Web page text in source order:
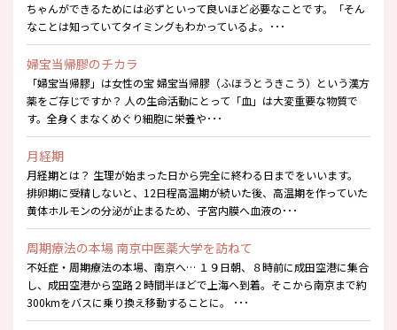
ちゃんができるためには必ずといって良いほど必要なことです。「そん
なことは知っていてタイミングもわかっているよ。･･･
婦宝当帰膠のチカラ
「婦宝当帰膠」は女性の宝 婦宝当帰膠（ふほうとうきこう）という漢方
薬をご存じですか？ 人の生命活動にとって「血」は大変重要な物質で
す。全身くまなくめぐり細胞に栄養や･･･
月経期
月経期とは？ 生理が始まった日から完全に終わる日までをいいます。
排卵期に受精しないと、12日程高温期が続いた後、高温期を作っていた
黄体ホルモンの分泌が止まるため、子宮内膜へ血液の･･･
周期療法の本場 南京中医薬大学を訪ねて
不妊症・周期療法の本場、南京へ… １９日朝、８時前に成田空港に集合
し、成田空港から空路２時間半ほどで上海へ到着。そこから南京まで約
300kmをバスに乗り換え移動することに。 ･･･